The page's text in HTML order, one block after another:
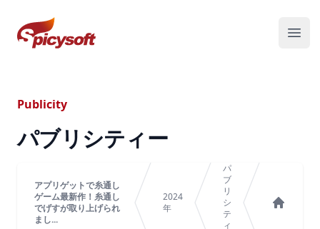
スパイシーソフト株式会社
メニ
Publicity
パブリシティー
アプリゲットで糸通し
ゲーム最新作！糸通し
でげすが取り上げられ
まし...
2024
年
パ
ブ
リ
シ
テ
ィ